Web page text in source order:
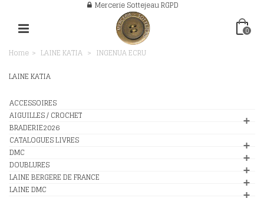
Mercerie Sottejeau RGPD
0
Home > LAINE KATIA > INGENUA ECRU
LAINE KATIA
ACCESSOIRES
AIGUILLES / CROCHET
BRADERIE2026
CATALOGUES LIVRES
DMC
DOUBLURES
LAINE BERGERE DE FRANCE
LAINE DMC